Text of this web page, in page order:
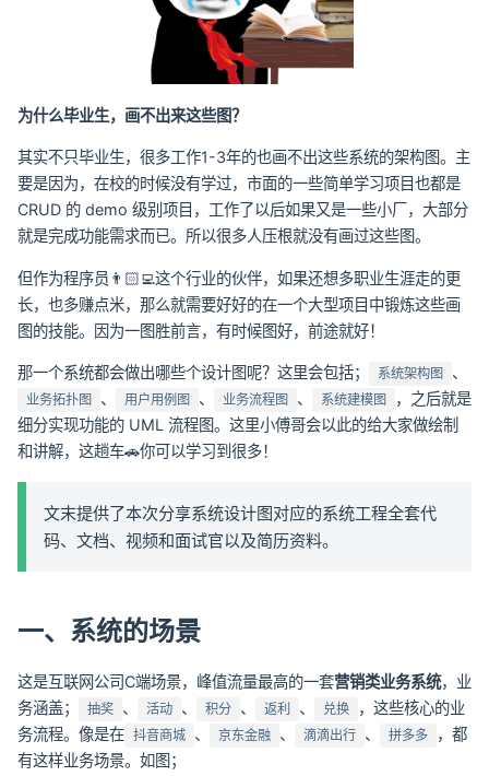
为什么毕业生，画不出来这些图？
其实不只毕业生，很多工作1-3年的也画不出这些系统的架构图。主
要是因为，在校的时候没有学过，市面的一些简单学习项目也都是
CRUD 的 demo 级别项目，工作了以后如果又是一些小厂，大部分
就是完成功能需求而已。所以很多人压根就没有画过这些图。
但作为程序员👨🏻‍💻这个行业的伙伴，如果还想多职业生涯走的更
长，也多赚点米，那么就需要好好的在一个大型项目中锻炼这些画
图的技能。因为一图胜前言，有时候图好，前途就好！
那一个系统都会做出哪些个设计图呢？这里会包括； 系统架构图 、
业务拓扑图 、 用户用例图 、 业务流程图 、 系统建模图
，之后就是
细分实现功能的 UML 流程图。这里小傅哥会以此的给大家做绘制
和讲解，这趟车🚗你可以学习到很多！
文末提供了本次分享系统设计图对应的系统工程全套代
码、文档、视频和面试官以及简历资料。
一、系统的场景
这是互联网公司C端场景，峰值流量最高的一套营销类业务系统，业
务涵盖；
抽奖 、 活动 、 积分 、 返利 、 兑换
，这些核心的业
务流程。像是在 抖音商城 、 京东金融 、 滴滴出行 、 拼多多
，都
有这样业务场景。如图；